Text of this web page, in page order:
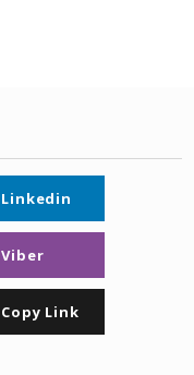
Linkedin
Viber
Copy Link